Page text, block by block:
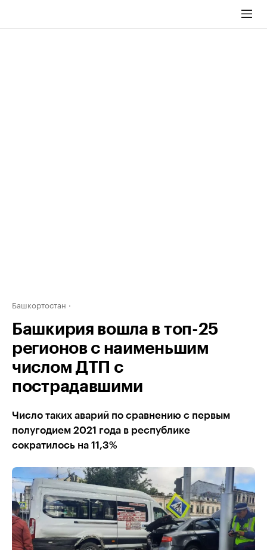
Башкортостан
Башкирия вошла в топ-25
регионов с наименьшим
числом ДТП с
пострадавшими
Число таких аварий по сравнению с первым
полугодием 2021 года в республике
сократилось на 11,3%